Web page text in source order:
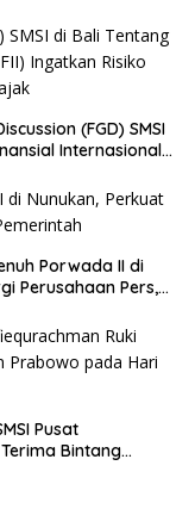
(FGD) SMSI
Internasional
Pajak
Porwada II di
Perusahaan Pers,
Pusat
Bintang